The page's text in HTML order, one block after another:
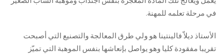
في مرحلة تعلمه للمهنة.
الأستاذ ديلاّ فالينتينا هو ولي طرق المعالجة والتصنيع التي أصبحت
تقريبا مفقودة كليا وهو يواصل بإنعاشها بنفس الموهبة التي تميّز